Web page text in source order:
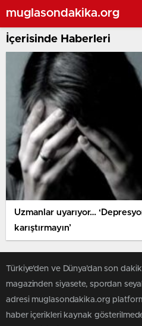
muglasondakika.org
İçerisinde Haberleri
Uzmanlar uyarıyor…
karıştırmayın’
Türkiye'den ve Dünya’dan son
magazinden siyasete, spordan
adresi muglasondakika.org
haber içerikleri kaynak